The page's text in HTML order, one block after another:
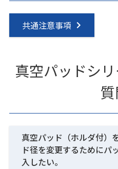
共通注意事項
真空パッドシ
真空パッド（ホルダ付）
ド径を変更するためにパ
入したい。